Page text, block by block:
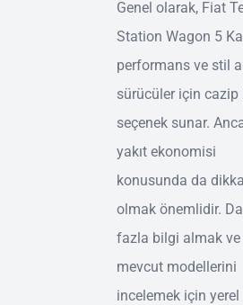
Genel olarak, Fiat
Station Wagon 5
performans ve stil
sürücüler için cazip
seçenek sunar.
yakıt ekonomisi
konusunda da
olmak önemlidir.
fazla bilgi almak ve
mevcut modellerini
incelemek için yerel